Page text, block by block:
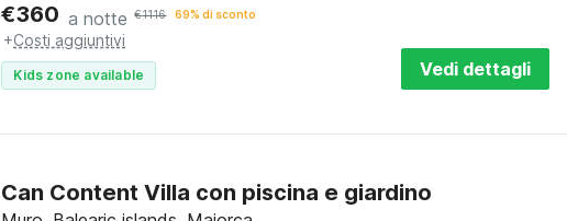
€360 a notte €1116 69% di sconto
+Costi aggiuntivi
Kids zone available Vedi dettagli
Can Content Villa con piscina e giardino